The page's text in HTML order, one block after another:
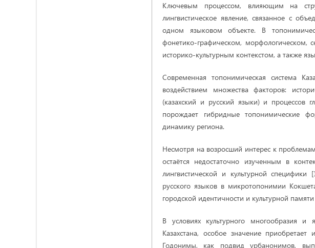
Ключевым процессом, влияющим на
лингвистическое явление, связанное с
одном языковом объекте. В
фонетико-графическом, морфологическом,
историко-культурным контекстом, а также
Современная топонимическая система
воздействием множества факторов:
(казахский и русский языки) и процессов
порождает гибридные топонимические
динамику региона.
Несмотря на возросший интерес к
остаётся недостаточно изученным в
лингвистической и культурной
русского языков в микротопонимии
городской идентичности и культурной
В условиях культурного многообразия и
Казахстана, особое значение
Годонимы, как подвид урбанонимов,